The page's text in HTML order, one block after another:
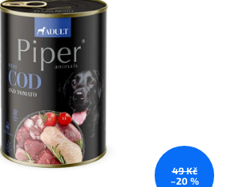
5
hvězdiček.
49 Kč
–20 %